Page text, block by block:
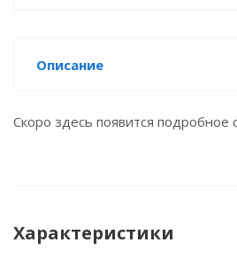
Описание
Скоро здесь появится подробное
Характеристики